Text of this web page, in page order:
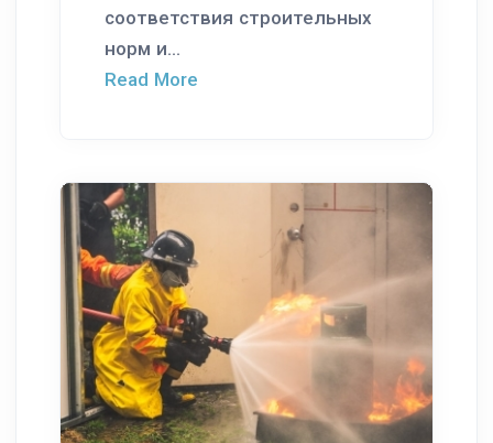
соответствия строительных
норм и...
Read More